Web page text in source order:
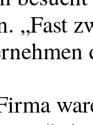
„Fast